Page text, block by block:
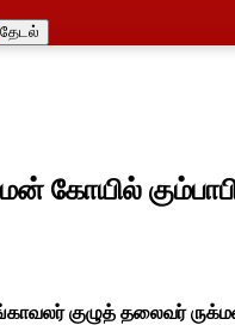
தேடல்
கோயில்
குழுத் தலைவர்